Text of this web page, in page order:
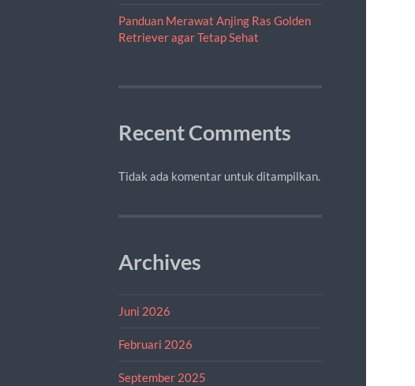
Panduan Merawat Anjing Ras Golden
Retriever agar Tetap Sehat
Recent Comments
Tidak ada komentar untuk ditampilkan.
Archives
Juni 2026
Februari 2026
September 2025